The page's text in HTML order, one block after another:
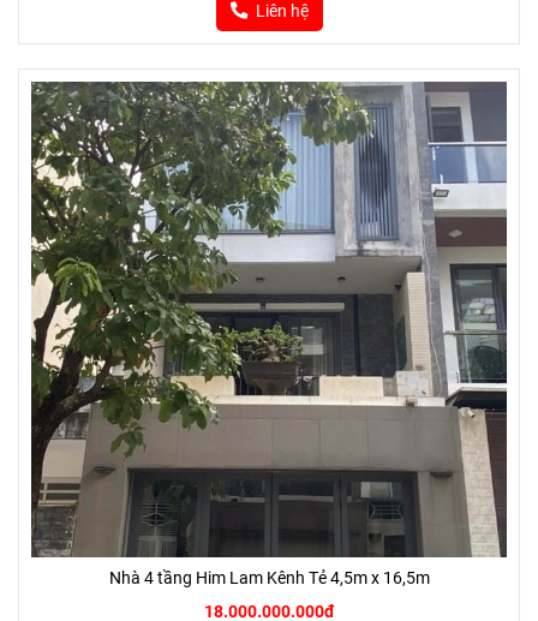
Liên hệ
Nhà 4 tầng Him Lam Kênh Tẻ 4,5m x 16,5m
18.000.000.000đ